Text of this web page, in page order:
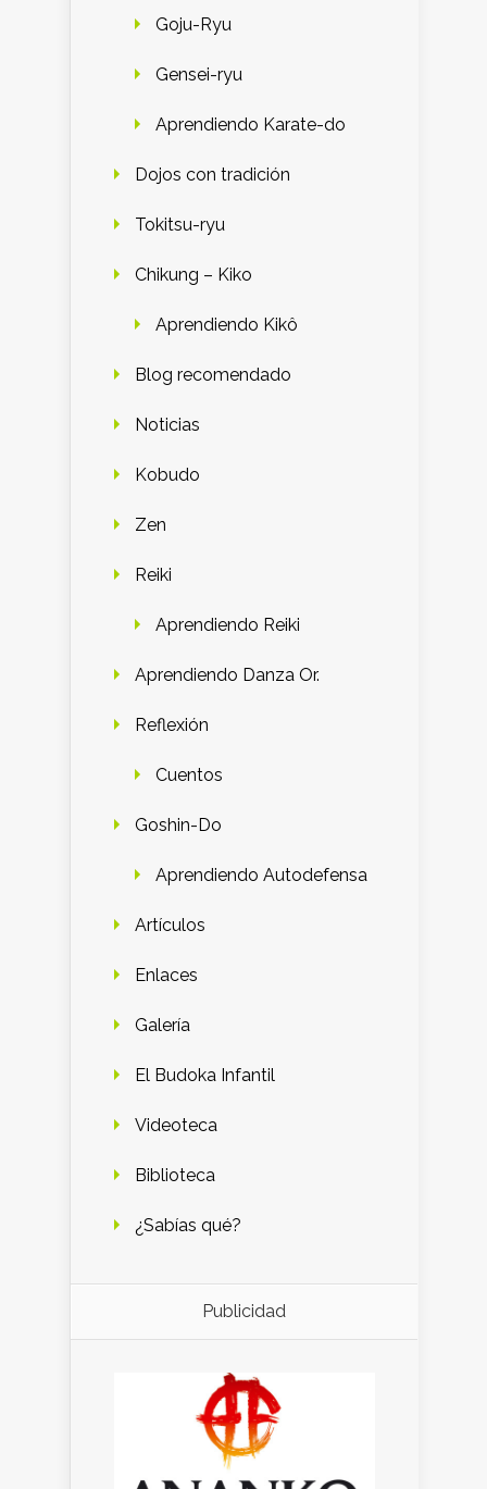
Goju-Ryu
Gensei-ryu
Aprendiendo Karate-do
Dojos con tradición
Tokitsu-ryu
Chikung – Kiko
Aprendiendo Kikô
Blog recomendado
Noticias
Kobudo
Zen
Reiki
Aprendiendo Reiki
Aprendiendo Danza Or.
Reflexión
Cuentos
Goshin-Do
Aprendiendo Autodefensa
Artículos
Enlaces
Galería
El Budoka Infantil
Videoteca
Biblioteca
¿Sabías qué?
Publicidad